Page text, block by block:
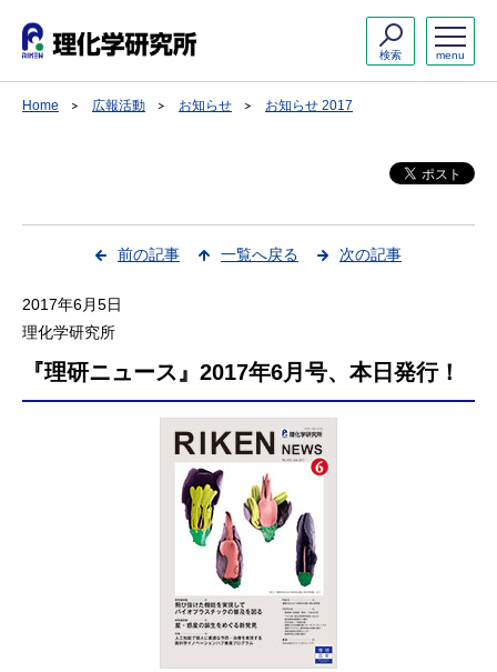
menu
検索
Home 広報活動 お知らせ お知らせ 2017
前の記事 一覧へ戻る 次の記事
2017年6月5日
理化学研究所
『理研ニュース』2017年6月号、本日発行！